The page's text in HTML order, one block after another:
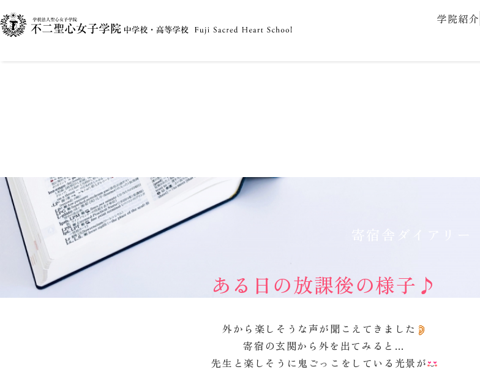
学院紹介
2025.10.16
ある日の放課後の様子♪
外から楽しそうな声が聞こえてきました
寄宿の玄関から外を出てみると…
先生と楽しそうに鬼ごっこをしている光景が